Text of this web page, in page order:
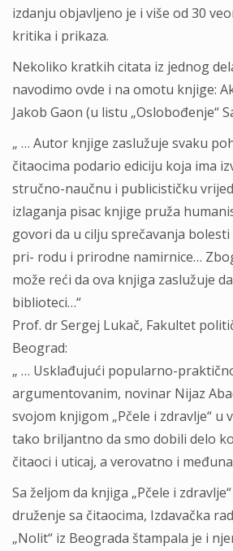
izdanju objavljeno je i više od 30
kritika i prikaza.
Nekoliko kratkih citata iz jednog
navodimo ovde i na omotu knjige:
Jakob Gaon (u listu „Oslobođenje“
„ … Autor knjige zaslužuje svaku
čitaocima podario ediciju koja ima
stručno-naučnu i publicističku
izlaganja pisac knjige pruža
govori da u cilju sprečavanja
pri- rodu i prirodne namirnice…
može reći da ova knjiga zaslužuje
biblioteci…“
Prof. dr Sergej Lukač, Fakultet
Beograd:
„ … Usklađujući popularno-
argumentovanim, novinar Nijaz
svojom knjigom „Pčele i zdravlje“ u
tako briljantno da smo dobili delo
čitaoci i uticaj, a verovatno i
Sa željom da knjiga „Pčele i
druženje sa čitaocima, Izdavačka
„Nolit“ iz Beograda štampala je i